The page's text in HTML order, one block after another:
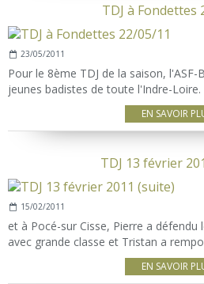
TDJ à Fondettes
23/05/2011
Pour le 8ème TDJ de la saison,
jeunes badistes de toute l'Indre-Loire.
EN SAVOIR
TDJ 13 février
15/02/2011
et à Pocé-sur Cisse, Pierre a
avec grande classe et Tristan a
EN SAVOIR